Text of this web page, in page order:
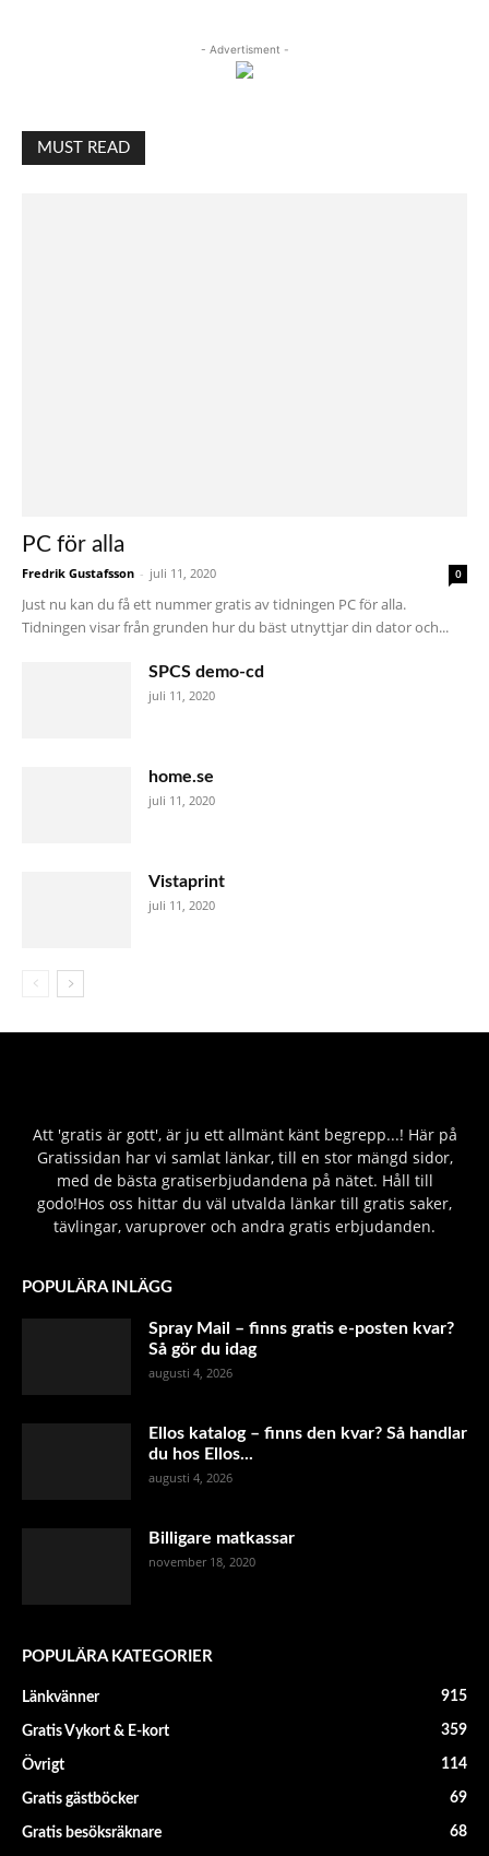
- Advertisment -
MUST READ
PC för alla
Fredrik Gustafsson - juli 11, 2020 0
Just nu kan du få ett nummer gratis av tidningen PC för alla.
Tidningen visar från grunden hur du bäst utnyttjar din dator och...
SPCS demo-cd
juli 11, 2020
home.se
juli 11, 2020
Vistaprint
juli 11, 2020
Att 'gratis är gott', är ju ett allmänt känt begrepp...! Här på
Gratissidan har vi samlat länkar, till en stor mängd sidor,
med de bästa gratiserbjudandena på nätet. Håll till
godo!Hos oss hittar du väl utvalda länkar till gratis saker,
tävlingar, varuprover och andra gratis erbjudanden.
POPULÄRA INLÄGG
Spray Mail – finns gratis e-posten kvar?
Så gör du idag
augusti 4, 2026
Ellos katalog – finns den kvar? Så handlar
du hos Ellos...
augusti 4, 2026
Billigare matkassar
november 18, 2020
POPULÄRA KATEGORIER
Länkvänner 915
Gratis Vykort & E-kort 359
Övrigt 114
Gratis gästböcker 69
Gratis besöksräknare 68